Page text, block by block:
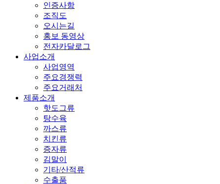
인증사항
조직도
오시는길
홍보 동영상
전자카달로그
사업소개
사업영역
주요경쟁력
주요거래처
제품소개
핫도그류
탕수육
까스류
치킨류
증자류
김말이
기타/산적류
수출품